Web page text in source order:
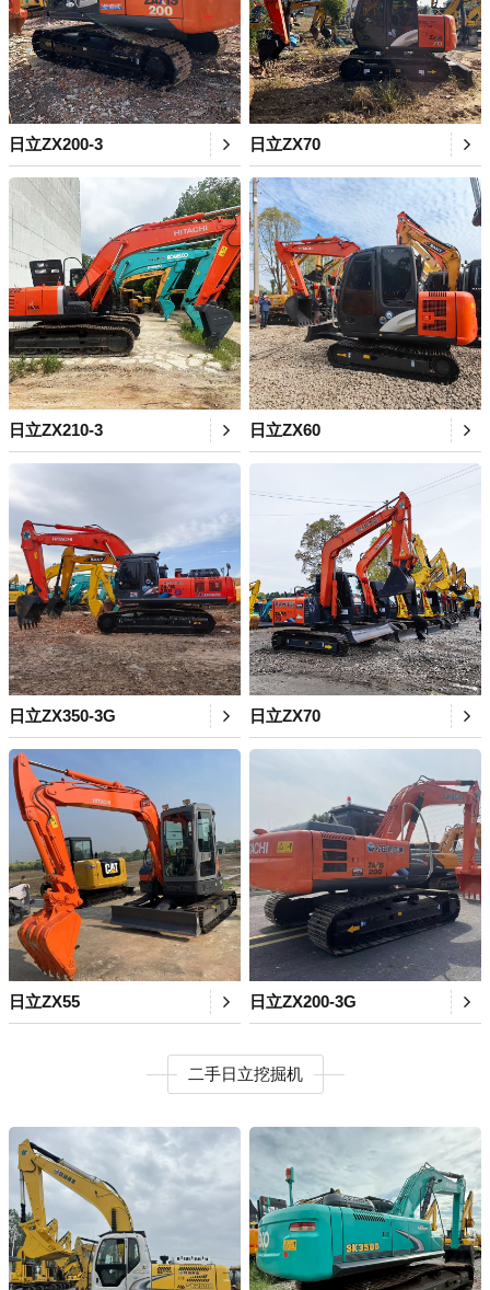
日立ZX200-3 日立ZX70
日立ZX210-3 日立ZX60
日立ZX350-3G 日立ZX70
日立ZX55 日立ZX200-3G
二手日立挖掘机